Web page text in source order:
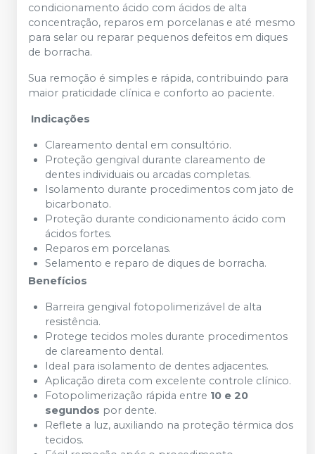
condicionamento ácido com ácidos de alta
concentração, reparos em porcelanas e até mesmo
para selar ou reparar pequenos defeitos em diques
de borracha.
Sua remoção é simples e rápida, contribuindo para
maior praticidade clínica e conforto ao paciente.
Indicações
Clareamento dental em consultório.
Proteção gengival durante clareamento de
dentes individuais ou arcadas completas.
Isolamento durante procedimentos com jato de
bicarbonato.
Proteção durante condicionamento ácido com
ácidos fortes.
Reparos em porcelanas.
Selamento e reparo de diques de borracha.
Benefícios
Barreira gengival fotopolimerizável de alta
resistência.
Protege tecidos moles durante procedimentos
de clareamento dental.
Ideal para isolamento de dentes adjacentes.
Aplicação direta com excelente controle clínico.
Fotopolimerização rápida entre 10 e 20
segundos por dente.
Reflete a luz, auxiliando na proteção térmica dos
tecidos.